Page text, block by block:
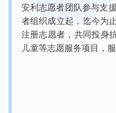
安利志愿者团队参与支
者组织成立起，迄今为
注册志愿者，共同投身
儿童等志愿服务项目，